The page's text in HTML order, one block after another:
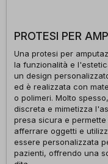
PROTESI PER
Una protesi per
la funzionalità e
un design
ed è realizzata con
o polimeri. Molto
discreta e mimetizza
presa sicura e
afferrare oggetti e
essere personalizzata
pazienti, offrendo una